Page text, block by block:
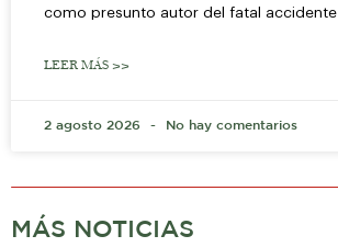
como presunto autor del fatal accidente
LEER MÁS >>
2 agosto 2026 No hay comentarios
MÁS NOTICIAS